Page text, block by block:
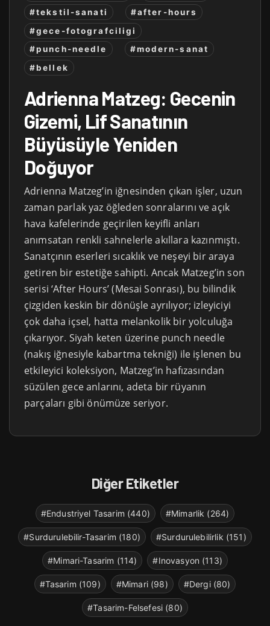
#tekstil-sanati
#after-hours
#gece-fotografciligi
#punch-needle
#modern-sanat
#bellek
Adrienna Matzeg: Gecenin
Gizemi, Lif Sanatının
Büyüsüyle Yeniden
Doğuyor
Adrienna Matzeg’in iğnesinden çıkan işler, uzun
zaman parlak yaz öğleden sonralarını ve açık
hava kafelerinde geçirilen keyifli anları
anımsatan renkli sahnelerle akıllara kazınmıştı.
Sanatçının eserleri sıcaklık ve neşeyi bir araya
getiren bir estetiğe sahipti. Ancak Matzeg’in son
serisi ‘After Hours’ (Mesai Sonrası), bu bilindik
çizgiden keskin bir dönüşle ayrılıyor; izleyiciyi
çok daha içsel, hatta melankolik bir yolculuğa
çıkarıyor. Siyah keten üzerine punch needle
(nakış iğnesiyle kabartma tekniği) ile işlenen bu
etkileyici koleksiyon, Matzeg’in hafızasından
süzülen gece anlarını, adeta bir rüyanın
parçaları gibi önümüze seriyor.
Diğer Etiketler
#Endustriyel Tasarim (440) #Mimarlik (264)
#Surdurulebilir-Tasarim (180) #Surdurulebilirlik (151)
#Mimari-Tasarim (114) #Inovasyon (113)
#Tasarim (109) #Mimari (98) #Dergi (80)
#Tasarim-Felsefesi (80)